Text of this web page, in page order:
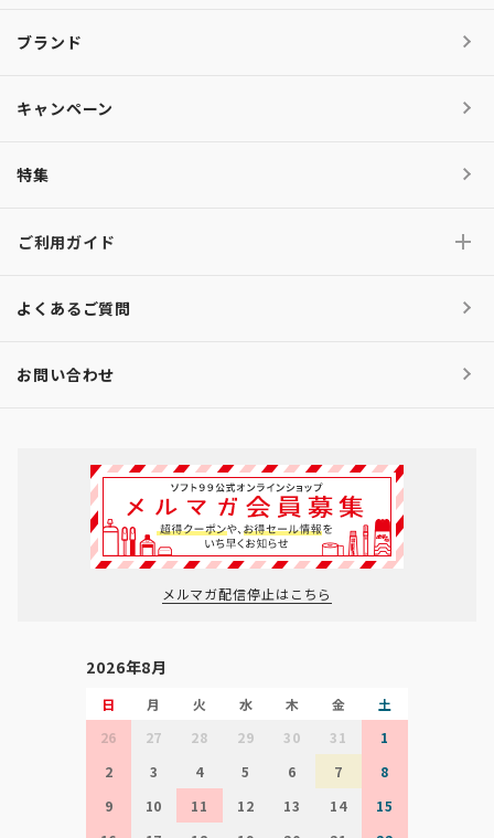
ブランド
キャンペーン
特集
ご利用ガイド
よくあるご質問
お問い合わせ
メルマガ配信停止はこちら
2026年8月
日 月 火 水 木 金
土
26
27 28 29 30 31
1
2
3 4 5 6 7
8
9
10 11 12 13 14
15